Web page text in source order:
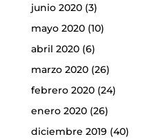
junio 2020(3)
mayo 2020(10)
abril 2020(6)
marzo 2020(26)
febrero 2020(24)
enero 2020(26)
diciembre 2019 (40)